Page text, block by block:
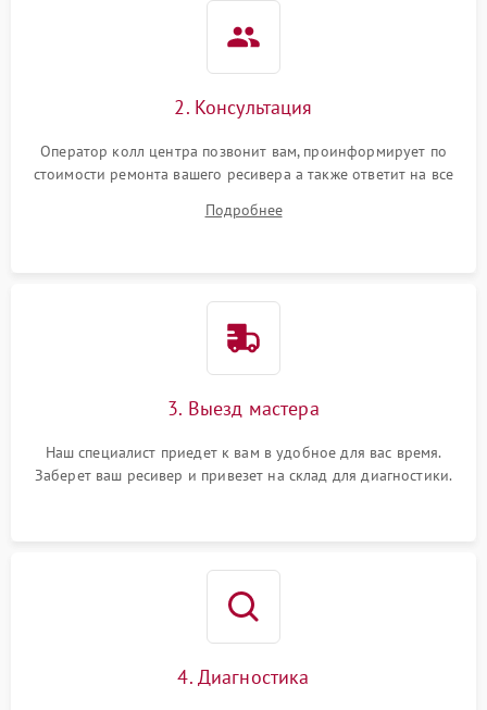
2. Консультация
Оператор колл центра позвонит вам, проинформирует по
стоимости ремонта вашего ресивера а также ответит на все
Подробнее
3. Выезд мастера
Наш специалист приедет к вам в удобное для вас время.
Заберет ваш ресивер и привезет на склад для диагностики.
4. Диагностика